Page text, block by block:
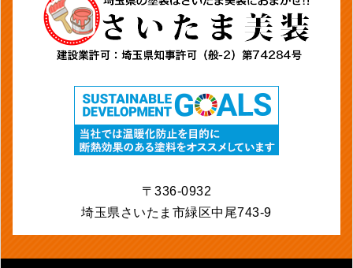
〒336-0932
埼玉県さいたま市緑区中尾743-9